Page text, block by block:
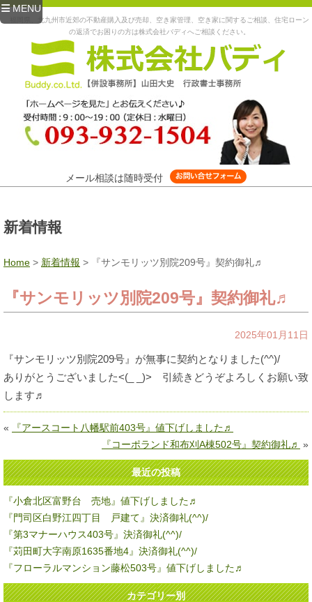
MENU
福岡県、北九州市近郊の不動産購入及び売却、空き家管理、空き家に関するご相談、住宅ローン
の返済でお困りの方は株式会社バディへご相談ください。
メール相談は随時受付
新着情報
Home > 新着情報 > 『サンモリッツ別院209号』契約御礼♬
『サンモリッツ別院209号』契約御礼♬
2025年01月11日
『サンモリッツ別院209号』が無事に契約となりました(^^)/
ありがとうございました<(_ _)> 引続きどうぞよろしくお願い致
します♬
«
『アースコート八幡駅前403号』値下げしました♬
『コーポランド和布刈A棟502号』契約御礼♬ »
最近の投稿
『小倉北区富野台 売地』値下げしました♬
『門司区白野江四丁目 戸建て』決済御礼(^^)/
『第3マナーハウス403号』決済御礼(^^)/
『苅田町大字南原1635番地4』決済御礼(^^)/
『フローラルマンション藤松503号』値下げしました♬
カテゴリー別